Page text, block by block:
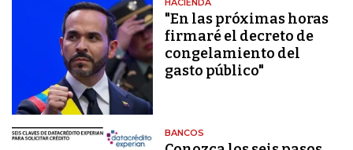
HACIENDA
"En las próximas horas
firmaré el decreto de
congelamiento del
gasto público"
BANCOS